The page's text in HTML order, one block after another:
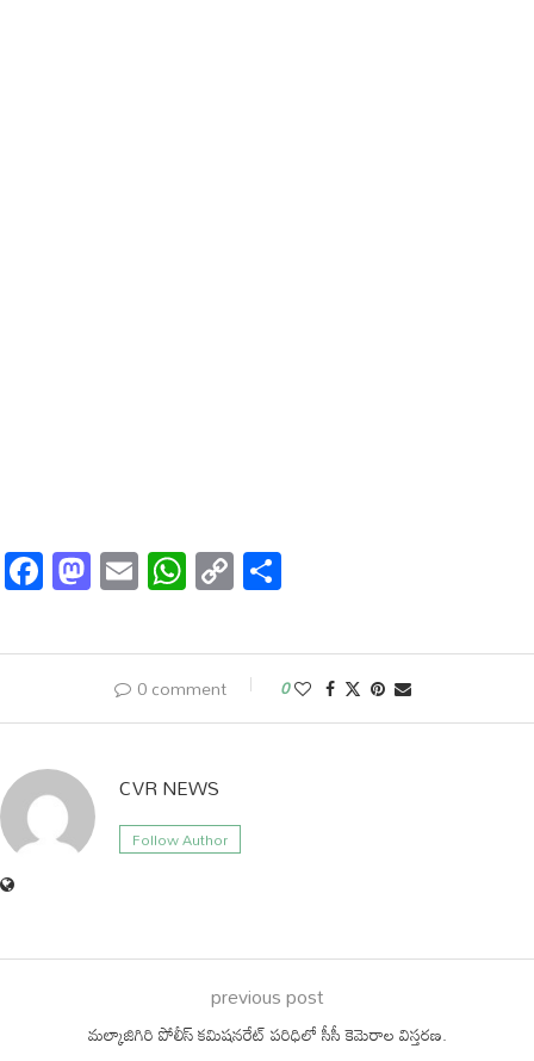
Facebook
Mastodon
EmailWhatsApp
Copy
Link
0 comment 0
CVR NEWS
Follow Author
previous post
మల్కాజిగిరి పోలీస్ కమిషనరేట్ పరిధిలో సీసీ కెమెరాల విస్తరణ.